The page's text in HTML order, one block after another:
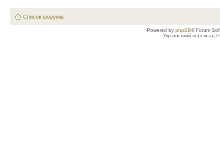
Список форумів
Powered by phpBB® Forum
Український переклад